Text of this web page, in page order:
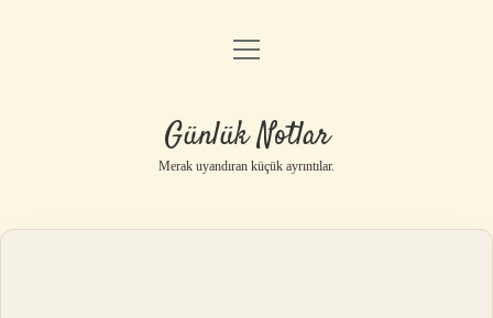
Anasayfa
Yasal Uyarı
menüyü
Günlük Notlar
Merak uyandıran küçük ayrıntılar.